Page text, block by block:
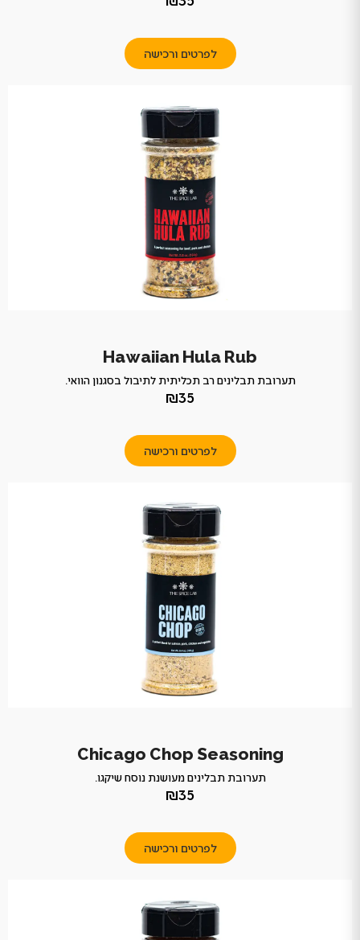
לפרטים ורכישה
Hawaiian Hula Rub
תערובת תבלינים רב תכליתית לתיבול בסגנון הוואי.
₪35
לפרטים ורכישה
Chicago Chop Seasoning
תערובת תבלינים מעושנת נוסח שיקגו.
₪35
לפרטים ורכישה